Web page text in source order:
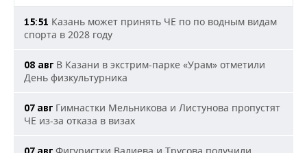
15:51 Казань может принять ЧЕ по по водным видам
спорта в 2028 году
08 авг В Казани в экстрим-парке «Урам» отметили
День физкультурника
07 авг Гимнастки Мельникова и Листунова пропустят
ЧЕ из-за отказа в визах